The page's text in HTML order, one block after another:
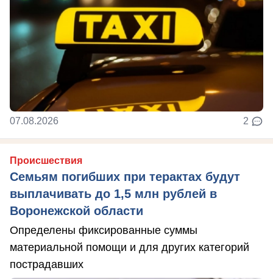
07.08.2026 2
Происшествия
Семьям погибших при терактах будут
выплачивать до 1,5 млн рублей в
Воронежской области
Определены фиксированные суммы
материальной помощи и для других категорий
пострадавших